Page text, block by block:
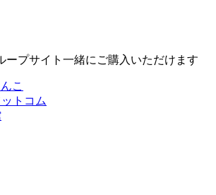
ープサイト 一緒にご購入いただけます